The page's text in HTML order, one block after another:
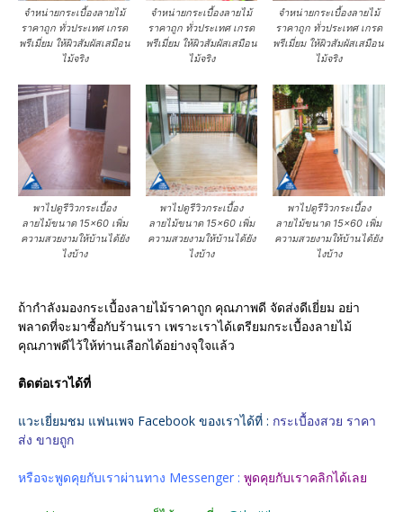
จำหน่ายกระเบื้องลายไม้
ราคาถูก ทั่วประเทศ เกรด
พรีเมี่ยม ให้ผิวสัมผัสเสมือน
ไม้จริง
จำหน่ายกระเบื้องลายไม้
ราคาถูก ทั่วประเทศ เกรด
พรีเมี่ยม ให้ผิวสัมผัสเสมือน
ไม้จริง
จำหน่ายกระเบื้องลายไม้
ราคาถูก ทั่วประเทศ เกรด
พรีเมี่ยม ให้ผิวสัมผัสเสมือน
ไม้จริง
พาไปดูรีวิวกระเบื้อง
ลายไม้ขนาด 15×60 เพิ่ม
ความสวยงามให้บ้านได้ยัง
ไงบ้าง
พาไปดูรีวิวกระเบื้อง
ลายไม้ขนาด 15×60 เพิ่ม
ความสวยงามให้บ้านได้ยัง
ไงบ้าง
พาไปดูรีวิวกระเบื้อง
ลายไม้ขนาด 15×60 เพิ่ม
ความสวยงามให้บ้านได้ยัง
ไงบ้าง
ถ้ากำลังมองกระเบื้องลายไม้ราคาถูก คุณภาพดี จัดส่งดีเยี่ยม อย่า
พลาดที่จะมาซื้อกับร้านเรา เพราะเราได้เตรียมกระเบื้องลายไม้
คุณภาพดีไว้ให้ท่านเลือกได้อย่างจุใจแล้ว
ติดต่อเราได้ที่
แวะเยี่ยมชม แฟนเพจ Facebook ของเราได้ที่ : กระเบื้องสวย ราคา
ส่ง ขายถูก
หรือจะพูดคุยกับเราผ่านทาง Messenger : พูดคุยกับเราคลิกได้เลย